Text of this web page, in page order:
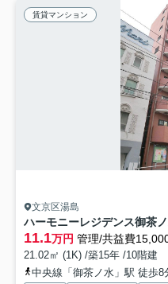
賃貸マンション
文京区湯島
ハーモニーレジデンス御茶
11.1万円 管理/共益費
21.02㎡ (1K) /築15年 /10階建
中央線「御茶ノ水」駅 徒歩8